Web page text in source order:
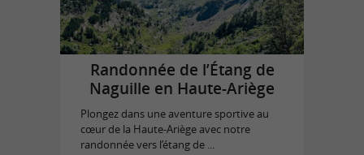
Randonnée de l’Étang de
Naguille en Haute-Ariège
Plongez dans une aventure sportive au
cœur de la Haute-Ariège avec notre
randonnée vers l’étang de ...